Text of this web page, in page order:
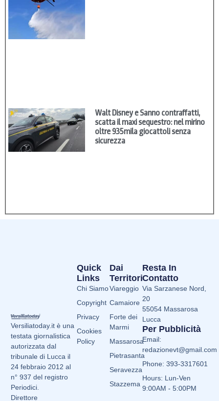
Walt Disney e Sanno contraffatti,
scatta il maxi sequestro: nel mirino
oltre 935mila giocattoli senza
sicurezza
Versiliatoday.it è una
testata giornalistica
autorizzata dal
tribunale di Lucca il
24 febbraio 2012 al
n° 937 del registro
Periodici.
Direttore
Dai
Territori
Viareggio
Camaiore
Forte dei
Marmi
Massarosa
Pietrasanta
Seravezza
Stazzema
Quick
Links
Chi Siamo
Copyright
Privacy
Cookies
Policy
Resta In
Contatto
Via Sarzanese Nord,
20
55054 Massarosa
Lucca
Per Pubblicità
Email:
redazionevt@gmail.com
Phone: 393-3317601
Hours: Lun-Ven
9:00AM - 5:00PM